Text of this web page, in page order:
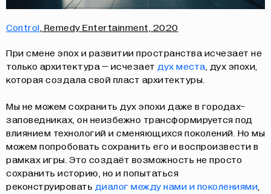
Control , Remedy Entertainment, 2020
При смене эпох и развитии пространства исчезает не
только архитектура – исчезает дух места , дух эпохи,
которая создала свой пласт архитектуры.
Мы не можем сохранить дух эпохи даже в городах-
заповедниках, он неизбежно трансформируется под
влиянием технологий и сменяющихся поколений. Но мы
можем попробовать сохранить его и воспроизвести в
рамках игры. Это создаёт возможность не просто
сохранить историю, но и попытаться
реконструировать диалог между нами и поколениями
ИП КАЗАДАЕВ ИВАН СЕРГЕЕВИЧ ИНН 781304752519
МЕДИА-КИТ
ПОЛИТИКА КОНФИДЕНЦИАЛЬНОСТИ
TG